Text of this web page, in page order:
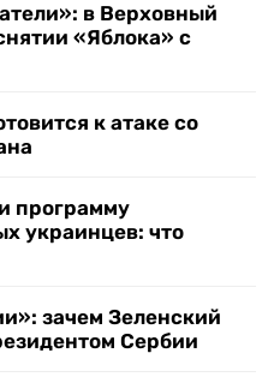
в Верховный
«Яблока» с
к атаке со
программу
украинцев: что
зачем Зеленский
Сербии